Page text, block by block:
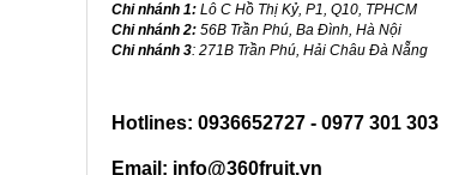
Chi nhánh 1: Lô C Hồ Thị Kỷ, P1, Q10, TPHCM
Chi nhánh 2: 56B Trần Phú, Ba Đình, Hà Nội
Chi nhánh 3: 271B Trần Phú, Hải Châu Đà Nẵng
Hotlines: 0936652727 - 0977 301 303
Email: info@360fruit.vn